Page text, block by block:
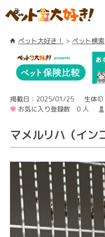
ペット大好き！ ペット検索
掲載日：2025/01/25
生体
お気に入り登録数 0 人
マメルリハ（イン